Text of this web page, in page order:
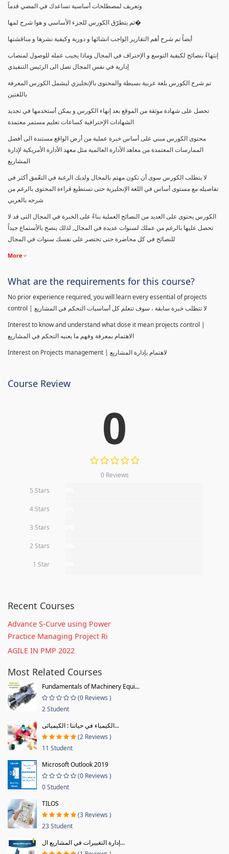
وتعريف لمصطلحات أساسية تساعدك في المضي قدماً
ثم يتطرّق الكورس للجزء الأساسي و هوا شرح لمها�
أيضاً تم شرح أهم التقارير الواجب انشائها و دورية وكيفية نشرها و مناقشتها
إنتهاءً بنصائح لكيفية التوسع و الإحتراف في المجال وماذا يجيب عمله للوصول لمنصاب
إدارية في نفس المجال تصل الى الرئيس التنفيذي
تم شرح الكورس بلغة عربية بسيطة والمحتوى بالإنجليزي ليشمل الكورس المعرفة
باللغتين
تحصل على شهادة موثقة من الموقع بعد إنهاء الكورس و يمكن أستخدمها في تجديد
الشهادات الإحترافية كساعات تعليم مستمر معتمدة
محتوى الكورس مبني على أساس خبرة عملية من أرض الواقع مستندة الى أفضل
الممارسات المعتمدة من معاهد الأدارة العالمية مثل معهد الأدارة الأمريكية لإدارة
المشاريع
لا يتطلب الكورس سوى أن تكون مهتم بالمجال ولديك الرغبة في التعّمق أكثر في
تفاصيله مع مستوى أساس في اللغة الإنجليزية حتى تستطيع قراءة المحتوى بالرغم من
شرحه بالعربي
الكورس يحتوى على العديد من النصائح العملية بناءً على الخبرة في المجال التى قد لا
تحصل عليها بالرغم من عملك لسنوات عديدة في المجال, لذلك ينصح بالأستماع جيداً
للنصائح في كل محاضرة حتى تختصر على نفسك سنوات في المجال
More
What are the requirements for this course?
No prior experience required, you will learn every essential of projects
control | لا تتطلب خبرة سابقة ، سوف تتعلم كل أساسيات التحكم في المشاريع
Interest to know and understand what dose it mean projects control |
الاهتمام بمعرفة وفهم ما يعنيه التحكم في المشاريع
Interest on Projects management | لاهتمام بإدارة المشاريع
Course Review
0
0 Reviews
5 Stars
4 Stars
3 Stars
2 Stars
1 Star
Recent Courses
Advance S-Curve using Power
Practice Managing Project Ri
AGILE IN PMP 2022
Most Related Courses
Fundamentals of Machinery Equi...
(0 Reviews )
2 Student
الكيمياء في حياتنا : الكيميائى...
(2 Reviews )
11 Student
Microsoft Outlook 2019
(0 Reviews )
0 Student
TILOS
(3 Reviews )
23 Student
إدارة التغييرات في المشاريع ال...